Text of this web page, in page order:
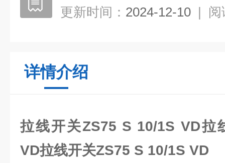
更新时间： 2024-12-10 | 阅
详情介绍
拉线开关ZS75 S 10/1S VD拉
VD拉线开关ZS75 S 10/1S VD